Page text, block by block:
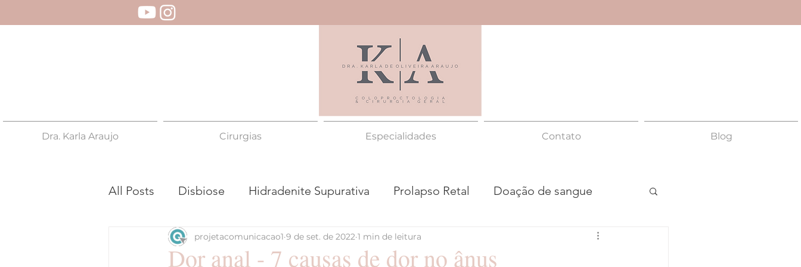
Dra. Karla Araujo Cirurgias Especialidades Contato Blog
All Posts Disbiose Hidradenite Supurativa Prolapso Retal Doação de sangue
Proctologista Colonoscopia Hemorroida Constipação Intestinal
Dor anal - 7 causas de dor no ânus
projetacomunicacao1 9 de set. de 2022 1 min de leitura